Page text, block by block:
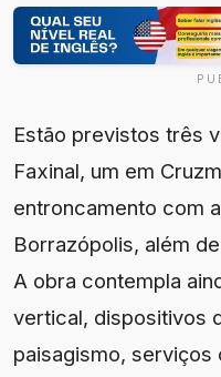
Estão previstos três
Faxinal, um em
entroncamento com
Borrazópolis, além
A obra contempla
vertical, dispositivos
paisagismo,